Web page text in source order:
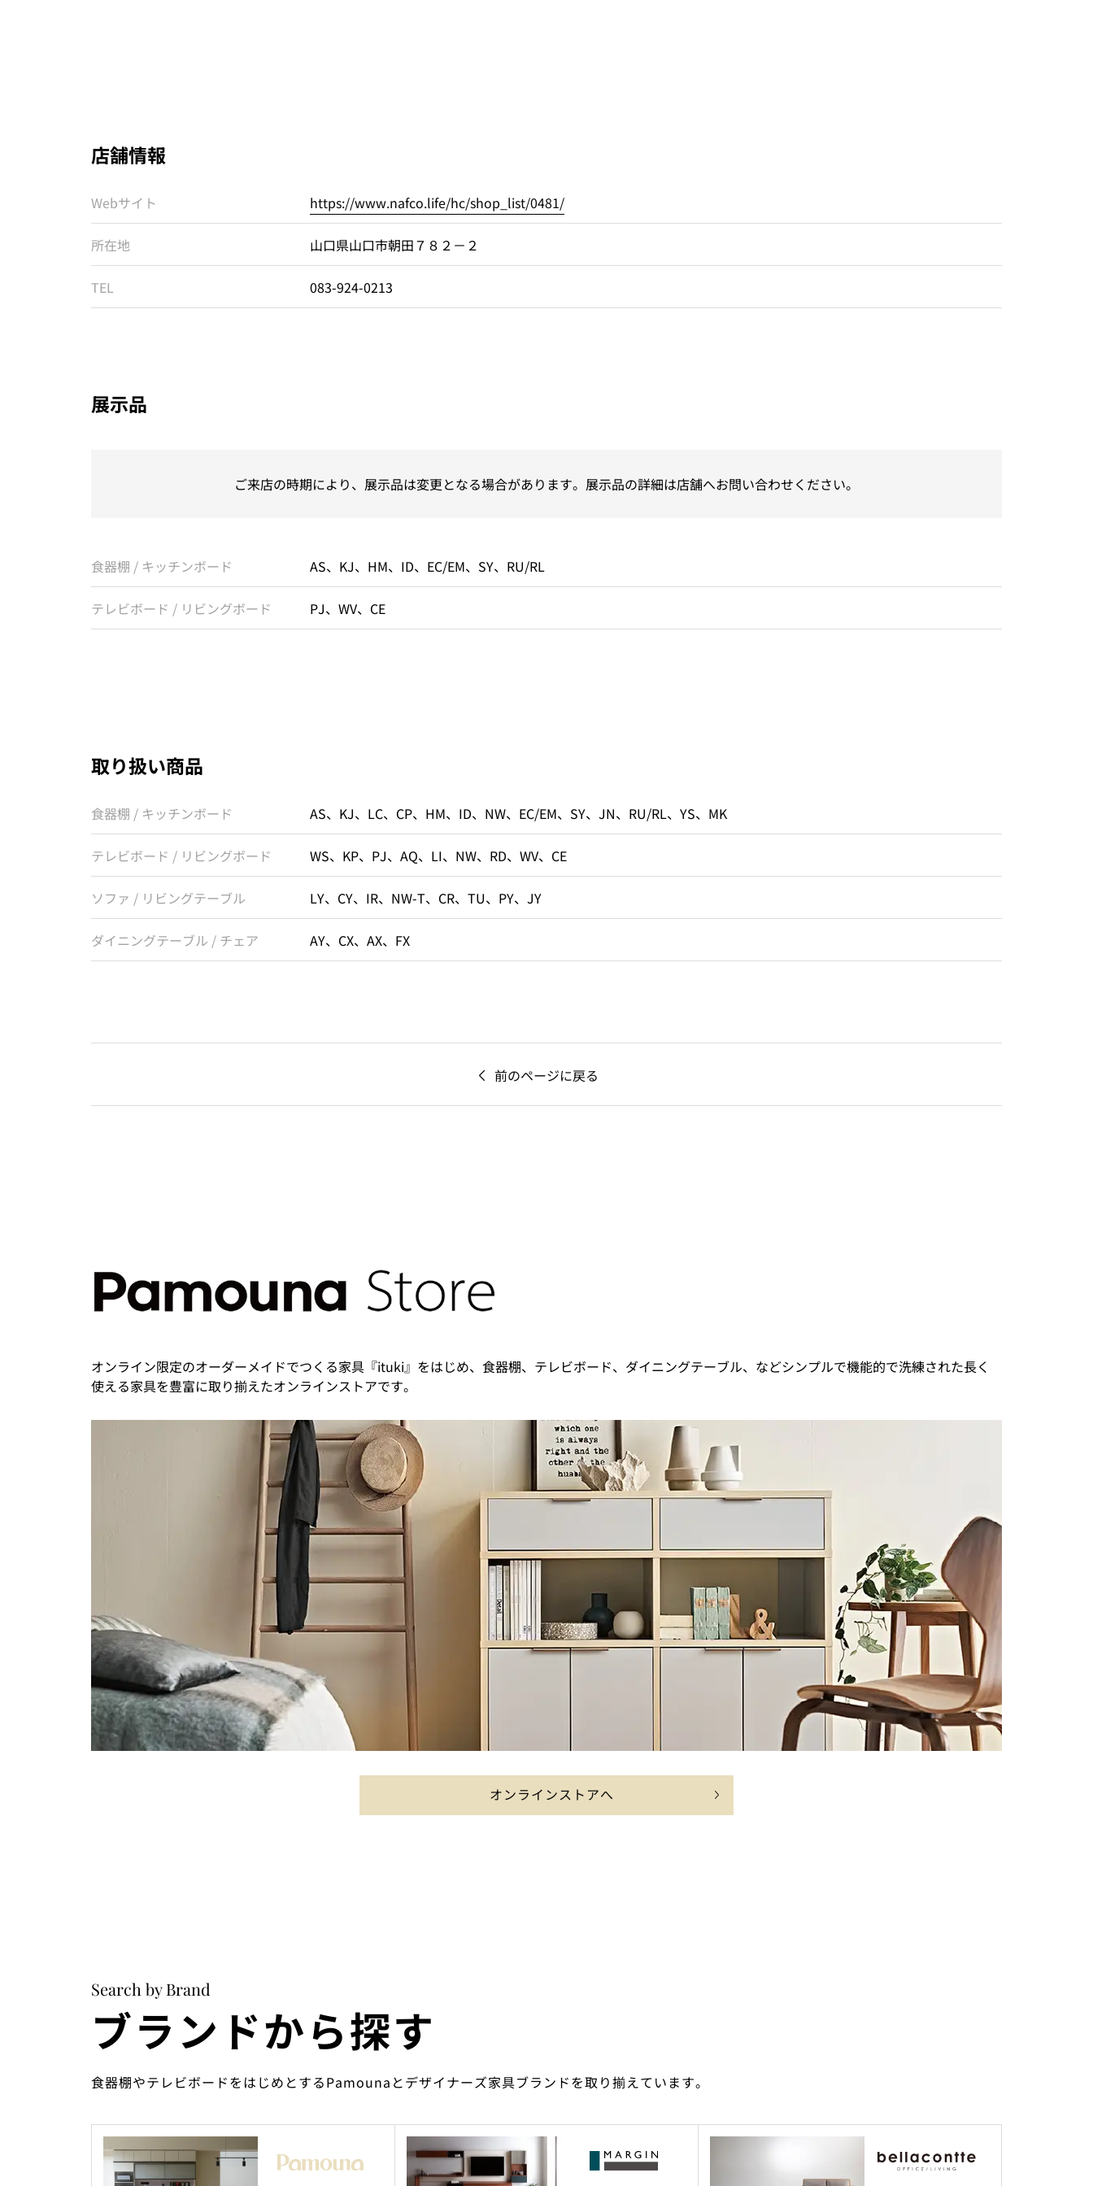
店舗情報
Webサイト https://www.nafco.life/hc/shop_list/0481/
所在地 山口県山口市朝田７８２－２
TEL 083-924-0213
展示品
ご来店の時期により、展示品は変更となる場合があります。展示品の詳細は店舗へお問い合わせください。
食器棚 / キッチンボード AS、KJ、HM、ID、EC/EM、SY、RU/RL
テレビボード / リビングボード PJ、WV、CE
取り扱い商品
食器棚 / キッチンボード AS、KJ、LC、CP、HM、ID、NW、EC/EM、SY、JN、RU/RL、YS、MK
テレビボード / リビングボード WS、KP、PJ、AQ、LI、NW、RD、WV、CE
ソファ / リビングテーブル LY、CY、IR、NW-T、CR、TU、PY、JY
ダイニングテーブル / チェア AY、CX、AX、FX
前のページに戻る
オンライン限定のオーダーメイドでつくる家具『ituki』をはじめ、食器棚、テレビボード、ダイニングテーブル、などシンプルで機能的で洗練された長く
使える家具を豊富に取り揃えたオンラインストアです。
オンラインストアへ
Search by Brand
ブランドから探す
食器棚やテレビボードをはじめとするPamounaとデザイナーズ家具ブランドを取り揃えています。